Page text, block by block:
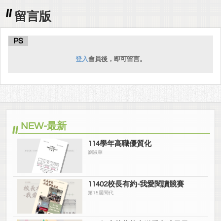
留言版
PS
登入會員後，即可留言。
NEW-最新
114學年高職優質化
劉淑華
11402校長有約-我愛閱讀競賽
第15屆閱代